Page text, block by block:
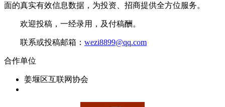
面的真实有效信息数据，为投资、招商提供全方位服务。
欢迎投稿，一经录用，及付稿酬。
联系或投稿邮箱： wezi8899@qq.com
合作单位
姜堰区互联网协会